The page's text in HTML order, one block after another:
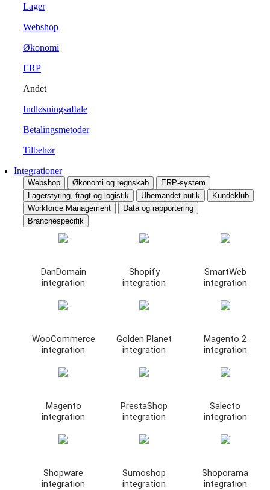
Lager
Webshop
Økonomi
ERP
Andet
Indløsningsaftale
Betalingsmetoder
Tilbehør
Integrationer
Webshop Økonomi og regnskab
ERP-system
Lagerstyring, fragt og logistik
Ubemandet butik
Kundeklub
Workforce Management
Data og rapportering
Branchespecifik
DanDomain
integration
Shopify
integration
SmartWeb
integration
WooCommerce
integration
Golden Planet
integration
Magento 2
integration
Magento
integration
PrestaShop
integration
Salecto
integration
Shopware
integration
Sumoshop
integration
Shoporama
integration